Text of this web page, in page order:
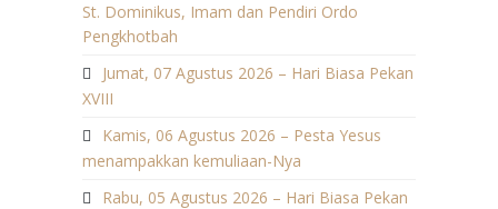
St. Dominikus, Imam dan Pendiri Ordo
Pengkhotbah
Jumat, 07 Agustus 2026 – Hari Biasa Pekan
XVIII
Kamis, 06 Agustus 2026 – Pesta Yesus
menampakkan kemuliaan-Nya
Rabu, 05 Agustus 2026 – Hari Biasa Pekan